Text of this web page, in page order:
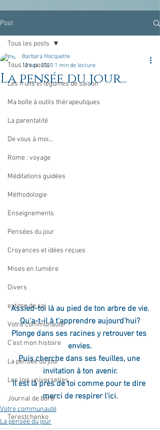
Post
Tous les posts
Les fruits et légumes de saison
Ma boîte à outils thérapeutiques
La parentalité
De vous à moi...
Rome : voyage
Méditations guidées
Méthodologie
Enseignements
Pensées du jour
Croyances et idées reçues
Mises en lumière
Divers
estime de soi
Votre communauté
C'est mon histoire
La pensée du jour
Les lois universelles
Journal de bord
Terestchenko
Tous les posts
La pensée du jour...
Barbara Hocquette
12 nov. 2020 1 min de lecture
Assied-toi là au pied de ton arbre de vie.
Qu'a-t-il à t'apprendre aujourd'hui?
Plonge dans ses racines y retrouver tes
envies.
Puis cherche dans ses feuilles, une
invitation à ton avenir.
Il est là près de toi comme pour te dire
merci de respirer l'ici.
Votre communauté
La pensée du jour